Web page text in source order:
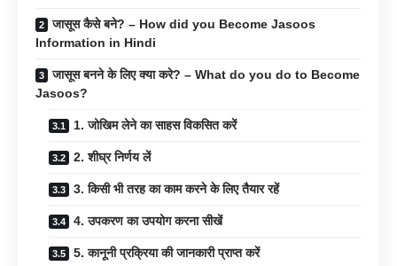
जासूस कैसे बने? – How did you Become Jasoos
Information in Hindi
जासूस बनने के लिए क्या करे? – What do you do to Become
Jasoos?
1. जोखिम लेने का साहस विकसित करें
2. शीघ्र निर्णय लें
3. किसी भी तरह का काम करने के लिए तैयार रहें
4. उपकरण का उपयोग करना सीखें
5. कानूनी प्रक्रिया की जानकारी प्राप्त करें